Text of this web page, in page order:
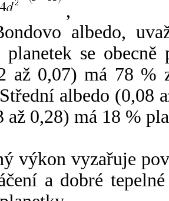
,
albedo,
planetek se
až 0,07) má 78 %
albedo (0,08
až 0,28) má 18 %
výkon vyzařuje
a dobré